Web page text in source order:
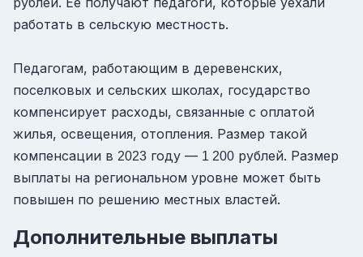
работать в сельскую местность.
Педагогам, работающим в деревенских,
поселковых и сельских школах, государство
компенсирует расходы, связанные с оплатой
жилья, освещения, отопления. Размер такой
компенсации в 2023 году — 1 200 рублей. Размер
выплаты на региональном уровне может быть
повышен по решению местных властей.
Дополнительные выплаты